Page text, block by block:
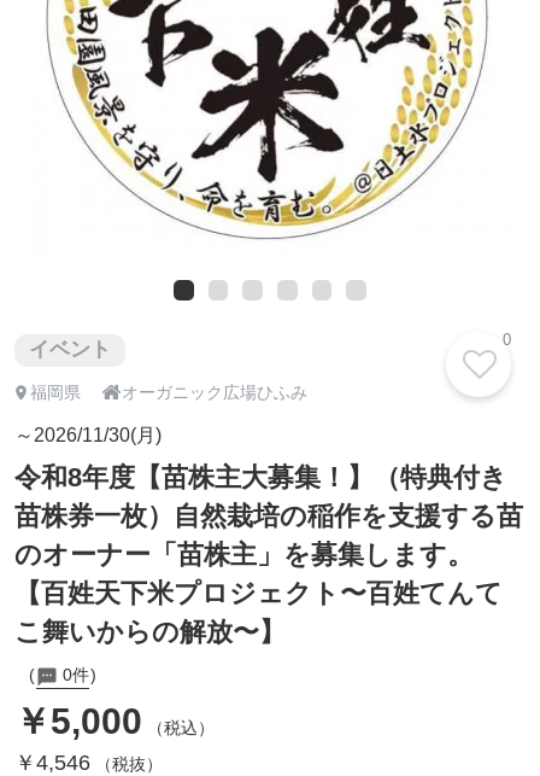
イベント
福岡県 オーガニック広場ひふみ
～2026/11/30(月)
令和8年度【苗株主大募集！】（特典付き
苗株券一枚）自然栽培の稲作を支援する苗
のオーナー「苗株主」を募集します。
【百姓天下米プロジェクト〜百姓てんて
こ舞いからの解放〜】
0件
￥5,000 （税込）
￥4,546（税抜）
0